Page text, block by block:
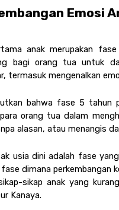
Emosi
anak merupakan fase
bagi orang tua untuk
termasuk mengenalkan
bahwa fase 5
orang tua dalam
alasan, atau menangis
usia dini adalah fase
dimana perkembangan
sikap anak yang
Kanaya.